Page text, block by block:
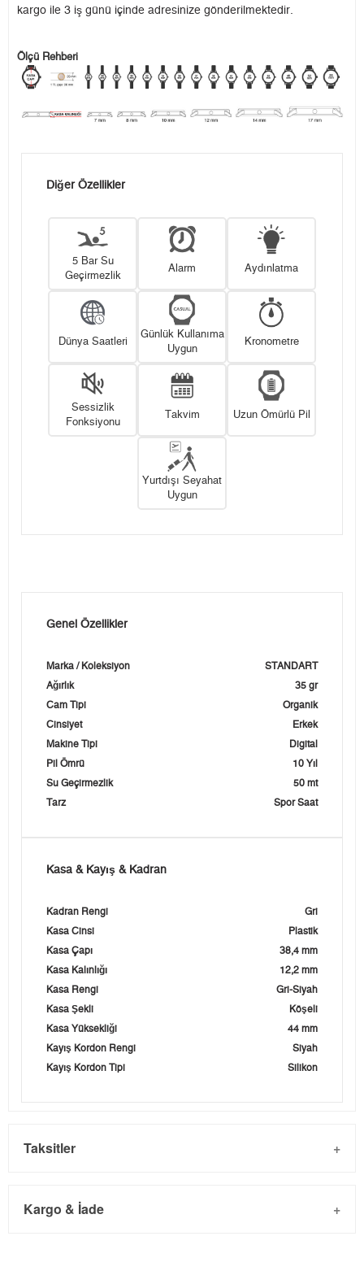
kargo ile 3 iş günü içinde adresinize gönderilmektedir.
Ölçü Rehberi
Diğer Özellikler
5 Bar Su
Geçirmezlik
Alarm Aydınlatma
Dünya Saatleri
Günlük Kullanıma
Uygun
Kronometre
Sessizlik
Fonksiyonu
Takvim Uzun Ömürlü Pil
Yurtdışı Seyahat
Uygun
Genel Özellikler
Marka / Koleksiyon
STANDART
Ağırlık
35 gr
Cam Tipi
Organik
Cinsiyet
Erkek
Makine Tipi
Digital
Pil Ömrü
10 Yıl
Su Geçirmezlik
50 mt
Tarz
Spor Saat
Kasa & Kayış & Kadran
Kadran Rengi
Gri
Kasa Cinsi
Plastik
Kasa Çapı
38,4 mm
Kasa Kalınlığı
12,2 mm
Kasa Rengi
Gri-Siyah
Kasa Şekli
Köşeli
Kasa Yüksekliği
44 mm
Kayış Kordon Rengi
Siyah
Kayış Kordon Tipi
Silikon
Taksitler
Kargo & İade